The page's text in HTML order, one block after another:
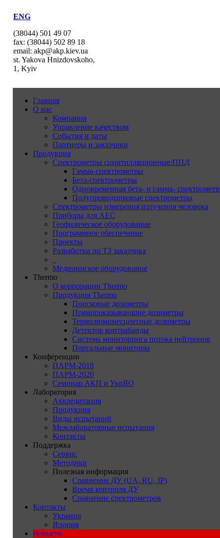
ENG
(38044) 501 49 07
fax: (38044) 502 89 18
email: akp@akp.kiev.ua
st. Yakova Hnizdovskoho,
1, Kyiv
Главная
О нас
Компания
Управление качеством
События и даты
Партнеры и заказчики
Продукция
Спектрометры сцинтилляционные/ППД
Гамма-спектрометры
Бета-спектрометры
Одновременная бета- и гамма-
Полупроводниковые спектрометры
Спектрометры измерения излучения человека
Приборы для АЕС
Геофизическое оборудование
Программное обеспечение
Проекты
Разработки по ТЗ заказчика
Медицинское оборудование
Thermo
О корпорации Thermo
Продукция Thermo
Поисковые дозиметры
Прямопоказывающие дозиметры
Термолюминесцентные дозиметры
Детектор контрабанды
Система мониторинга потока нейтронов
Портальные мониторы
Конференции
ПАРМ-2018
ПАРМ-2020
Семинар АКП и УкрЯО
Лаборатория
Аккредитация
Продукция
Виды испытаний
Межлабораторные испытания
Контакты
Поддержка
Сервис
Методики
Полезная информация
Сравнение ДУ (UA, RU, JP)
Время контроля ДУ
Сравнение спектрометров
Контакты
Украина
Япония
Новости